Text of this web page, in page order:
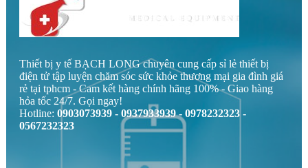
Thiết bị y tế BẠCH LONG chuyên cung cấp sỉ lẻ thiết bị
điện tử tập luyện chăm sóc sức khỏe thương mại gia đình giá
rẻ tại tphcm - Cam kết hàng chính hãng 100% - Giao hàng
hỏa tốc 24/7. Gọi ngay!
Hotline: 0903073939 - 0937933939 - 0978232323 -
0567232323